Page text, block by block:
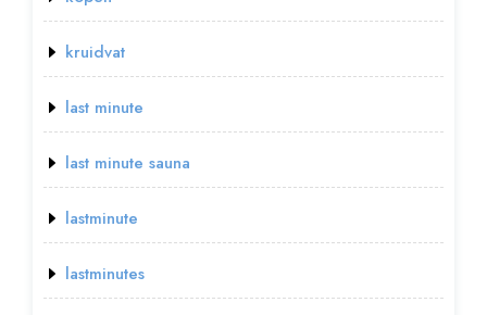
kruidvat
last minute
last minute sauna
lastminute
lastminutes